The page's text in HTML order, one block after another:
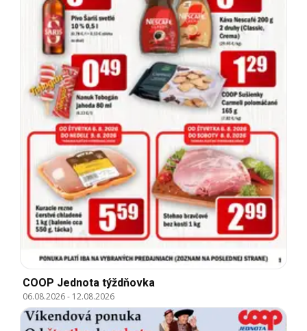
COOP Jednota týždňovka
06.08.2026- 12.08.2026